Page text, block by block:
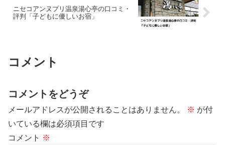
ニセコアンヌプリ温泉湯心亭の口コミ・
評判「子どもに優しいお宿」
コメント
コメントをどうぞ
メールアドレスが公開されることはありません。 ※ が付
いている欄は必須項目です
コメント ※